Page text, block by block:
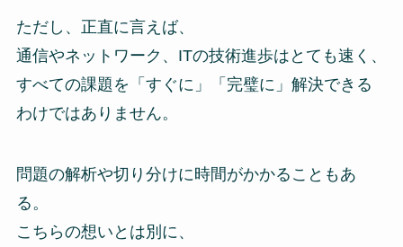
ただし、正直に言えば、
通信やネットワーク、ITの技術進歩はとても速く、
すべての課題を「すぐに」「完璧に」解決できる
わけではありません。
問題の解析や切り分けに時間がかかることもあ
る。
こちらの想いとは別に、